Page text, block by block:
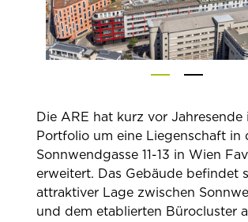
Die ARE hat kurz vor Jahresende
Portfolio um eine Liegenschaft in
Sonnwendgasse 11-13 in Wien
erweitert. Das Gebäude befindet
attraktiver Lage zwischen
und dem etablierten Bürocluster